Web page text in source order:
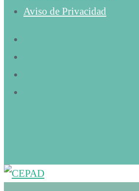
Aviso de Privacidad